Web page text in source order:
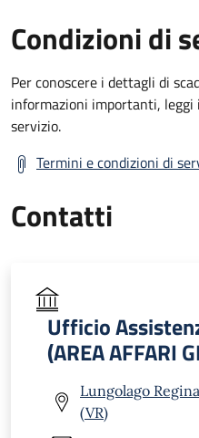
Condizioni di
Per conoscere i dettagli di
informazioni importanti,
servizio.
Termini e condizioni di
Contatti
Ufficio
(AREA AFFARI
Lungolago
(VR)